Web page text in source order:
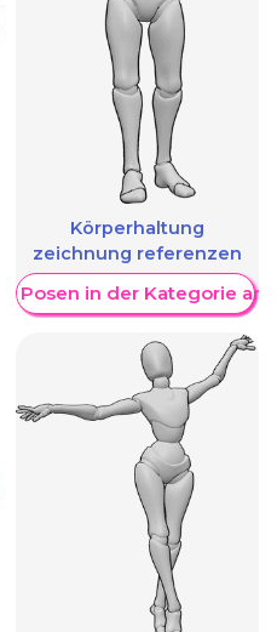
Körperhaltung
zeichnung referenzen
Posen in der Kategorie